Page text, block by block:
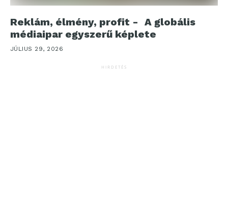
Reklám, élmény, profit - A globális
médiaipar egyszerű képlete
JÚLIUS 29, 2026
HIRDETÉS